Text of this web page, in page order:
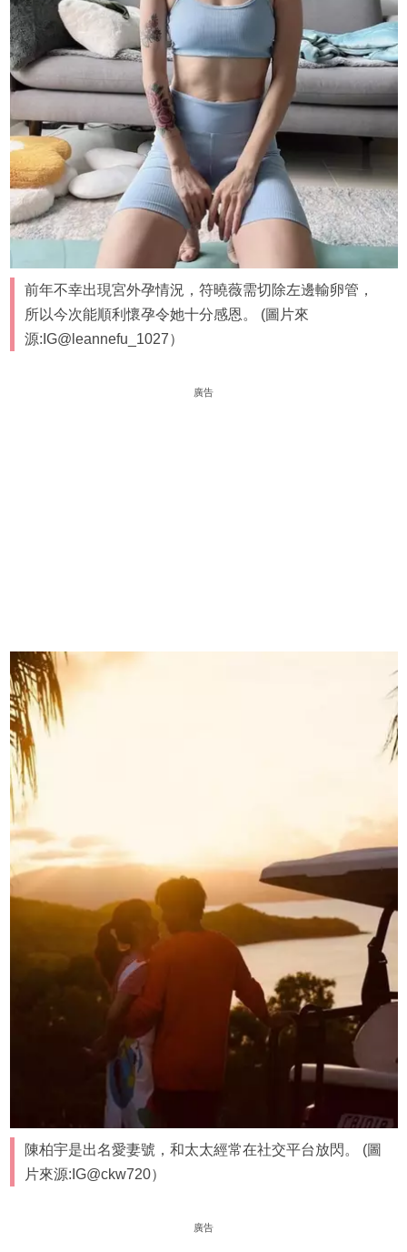
前年不幸出現宮外孕情況，符曉薇需切除左邊輸卵管，
所以今次能順利懷孕令她十分感恩。 (圖片來
源:IG@leannefu_1027）
廣告
陳柏宇是出名愛妻號，和太太經常在社交平台放閃。 (圖
片來源:IG@ckw720）
廣告